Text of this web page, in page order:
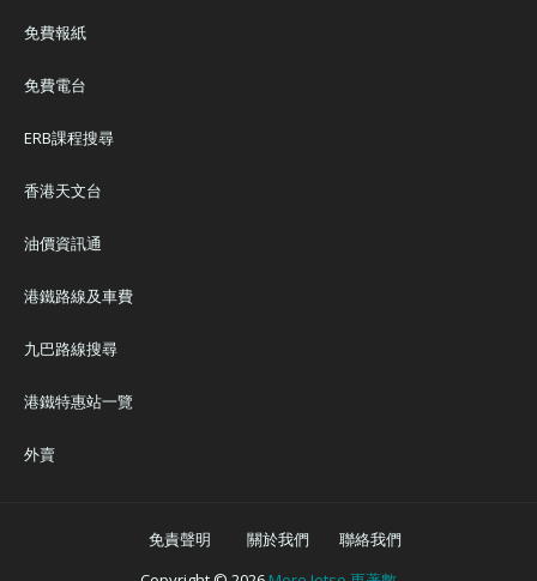
免費報紙
免費電台
ERB課程搜尋
香港天文台
油價資訊通
港鐵路線及車費
九巴路線搜尋
港鐵特惠站一覽
外賣
免責聲明 關於我們
聯絡我們